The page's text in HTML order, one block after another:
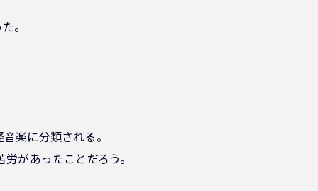
。
楽に分類される。
があったことだろう。